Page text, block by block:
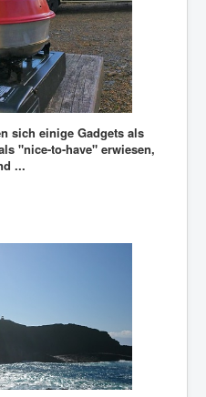
sich einige Gadgets als
"nice-to-have" erwiesen,
...